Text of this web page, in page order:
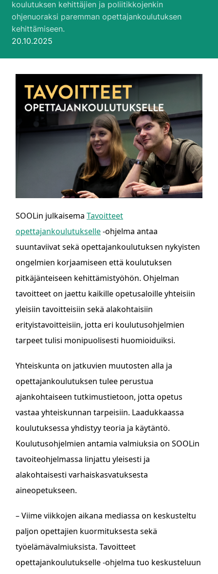
koulutuksen kehittäjien ja poliitikkojenkin
ohjenuoraksi paremman opettajankoulutuksen
kehittämiseen.
Julkaistu:
20.10.2025
SOOLin julkaisema Tavoitteet
opettajankoulutukselle-ohjelma antaa
suuntaviivat sekä opettajankoulutuksen nykyisten
ongelmien korjaamiseen että koulutuksen
pitkäjänteiseen kehittämistyöhön. Ohjelman
tavoitteet on jaettu kaikille opetusaloille yhteisiin
yleisiin tavoitteisiin sekä alakohtaisiin
erityistavoitteisiin, jotta eri koulutusohjelmien
tarpeet tulisi monipuolisesti huomioiduiksi.
Yhteiskunta on jatkuvien muutosten alla ja
opettajankoulutuksen tulee perustua
ajankohtaiseen tutkimustietoon, jotta opetus
vastaa yhteiskunnan tarpeisiin. Laadukkaassa
koulutuksessa yhdistyy teoria ja käytäntö.
Koulutusohjelmien antamia valmiuksia on SOOLin
tavoiteohjelmassa linjattu yleisesti ja
alakohtaisesti varhaiskasvatuksesta
aineopetukseen.
– Viime viikkojen aikana mediassa on keskusteltu
paljon opettajien kuormituksesta sekä
työelämävalmiuksista. Tavoitteet
opettajankoulutukselle -ohjelma tuo keskusteluun